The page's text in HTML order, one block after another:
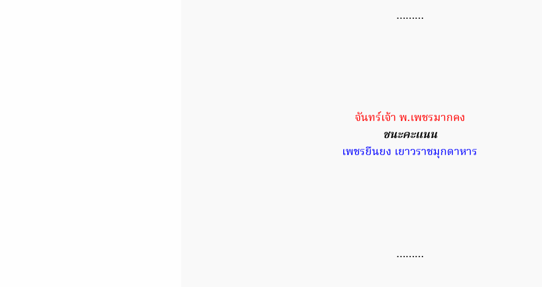
………
จันทร์เจ้า พ.เพชรมากคง
ชนะคะแนน
เพชรยืนยง เยาวราชมุกดาหาร
………